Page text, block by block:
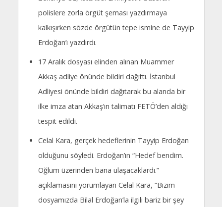
polislere zorla örgüt şeması yazdırmaya
kalkışırken sözde örgütün tepe ismine de Tayyip
Erdoğan’ı yazdırdı.
17 Aralık dosyası elinden alınan Muammer
Akkaş adliye önünde bildiri dağıttı. İstanbul
Adliyesi önünde bildiri dağıtarak bu alanda bir
ilke imza atan Akkaş’ın talimatı FETÖ’den aldığı
tespit edildi.
Celal Kara, gerçek hedeflerinin Tayyip Erdoğan
olduğunu söyledi. Erdoğan’ın “Hedef bendim.
Oğlum üzerinden bana ulaşacaklardı.”
açıklamasını yorumlayan Celal Kara, “Bizim
dosyamızda Bilal Erdoğan’la ilgili bariz bir şey